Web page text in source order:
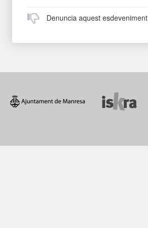
Denuncia aquest esdeveniment